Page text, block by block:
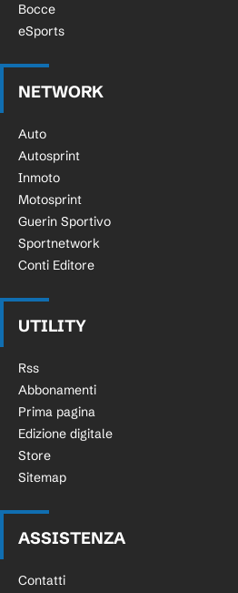
Bocce
eSports
NETWORK
Auto
Autosprint
Inmoto
Motosprint
Guerin Sportivo
Sportnetwork
Conti Editore
UTILITY
Rss
Abbonamenti
Prima pagina
Edizione digitale
Store
Sitemap
ASSISTENZA
Contatti